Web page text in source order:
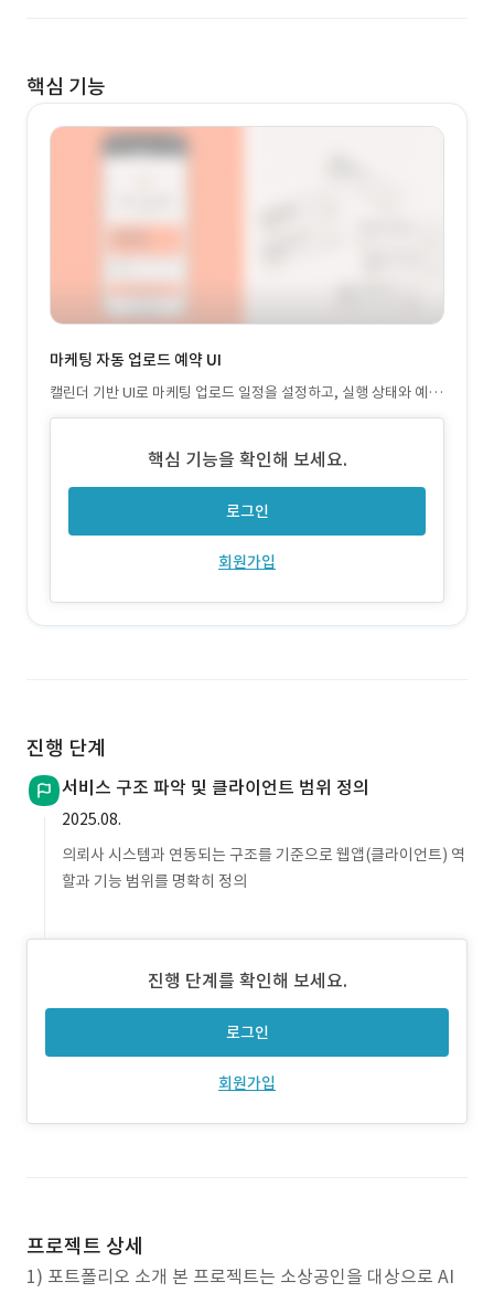
핵심 기능
마케팅 자동 업로드 예약 UI
캘린더 기반 UI로 마케팅 업로드 일정을 설정하고, 실행 상태와 예약
내역을 한눈에 확인 가능
핵심 기능을 확인해 보세요.
로그인
회원가입
진행 단계
서비스 구조 파악 및 클라이언트 범위 정의
2025.08.
의뢰사 시스템과 연동되는 구조를 기준으로 웹앱(클라이언트) 역
할과 기능 범위를 명확히 정의
진행 단계를 확인해 보세요.
로그인
회원가입
프로젝트 상세
1) 포트폴리오 소개 본 프로젝트는 소상공인을 대상으로 AI